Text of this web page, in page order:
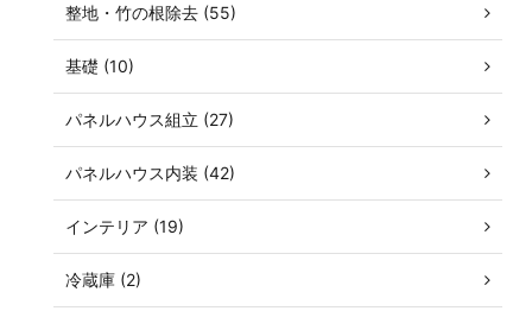
整地・竹の根除去 (55)
基礎 (10)
パネルハウス組立 (27)
パネルハウス内装 (42)
インテリア (19)
冷蔵庫 (2)